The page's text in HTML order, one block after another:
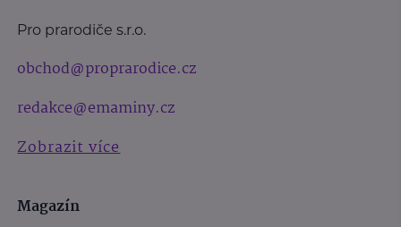
Pro prarodiče s.r.o.
obchod@proprarodice.cz
redakce@emaminy.cz
Zobrazit více
Magazín